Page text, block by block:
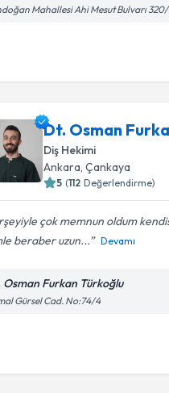
Mahallesi Ahi Mesut Bulvarı
Dt. Osman
Diş Hekimi
Ankara, Çankaya
5 (112 Değerlendirme)
çok memnun oldum
beraber uzun...
Devamı
Osman Furkan Türkoğlu
Gürsel Cad. No:74/4